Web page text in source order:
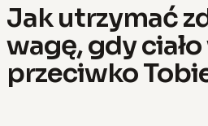
Jak utrzymać
wagę, gdy
przeciwko